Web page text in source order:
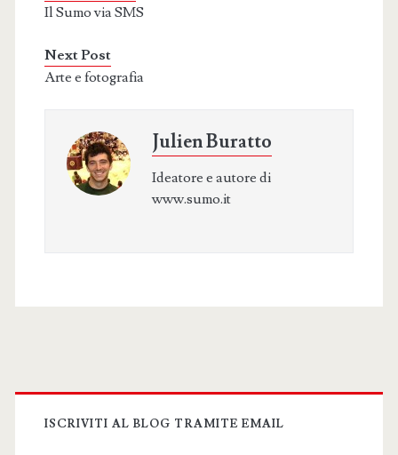
Il Sumo via SMS
Next Post
Arte e fotografia
Julien Buratto
Ideatore e autore di
www.sumo.it
Primary
Sidebar
ISCRIVITI AL BLOG TRAMITE EMAIL